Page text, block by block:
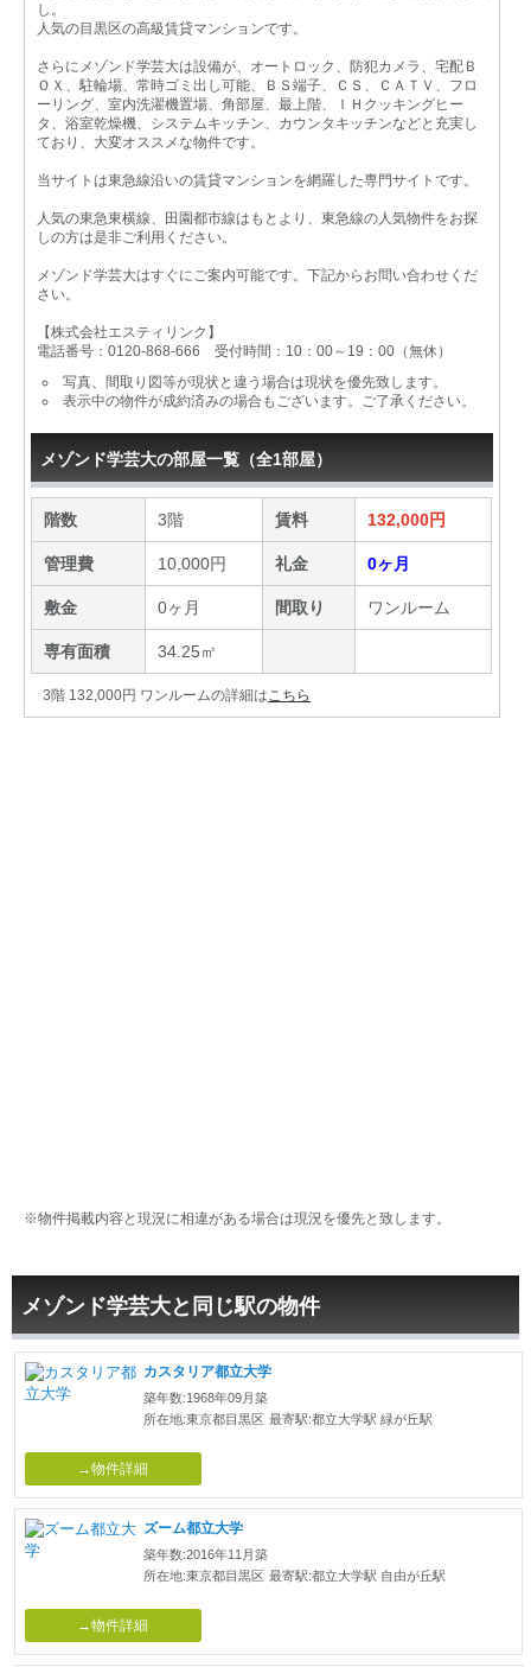
し。
人気の目黒区の高級賃貸マンションです。
さらにメゾンド学芸大は設備が、オートロック、防犯カメラ、宅配Ｂ
ＯＸ、駐輪場、常時ゴミ出し可能、ＢＳ端子、ＣＳ、ＣＡＴＶ、フロ
ーリング、室内洗濯機置場、角部屋、最上階、ＩＨクッキングヒー
タ、浴室乾燥機、システムキッチン、カウンタキッチンなどと充実し
ており、大変オススメな物件です。
当サイトは東急線沿いの賃貸マンションを網羅した専門サイトです。
人気の東急東横線、田園都市線はもとより、東急線の人気物件をお探
しの方は是非ご利用ください。
メゾンド学芸大はすぐにご案内可能です。下記からお問い合わせくだ
さい。
【株式会社エスティリンク】
電話番号：0120-868-666 受付時間：10：00～19：00（無休）
写真、間取り図等が現状と違う場合は現状を優先致します。
表示中の物件が成約済みの場合もございます。ご了承ください。
メゾンド学芸大の部屋一覧（全1部屋）
階数 3階 賃料 132,000円
管理費 10,000円 礼金 0ヶ月
敷金 0ヶ月 間取り ワンルーム
専有面積 34.25㎡
3階 132,000円 ワンルームの詳細は こちら
※物件掲載内容と現況に相違がある場合は現況を優先と致します。
メゾンド学芸大と同じ駅の物件
カスタリア都立大学
築年数:1968年09月築
所在地:東京都目黒区 最寄駅:都立大学駅 緑が丘駅
→物件詳細
ズーム都立大学
築年数:2016年11月築
所在地:東京都目黒区 最寄駅:都立大学駅 自由が丘駅
→物件詳細